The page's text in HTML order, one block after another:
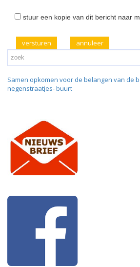
stuur een kopie van dit bericht naar
versturen
Samen opkomen voor de belangen van de
negenstraatjes- buurt